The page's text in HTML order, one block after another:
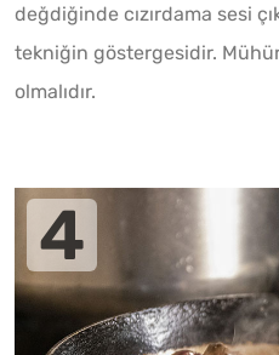
değdiğinde cızırdama sesi
tekniğin göstergesidir.
olmalıdır.